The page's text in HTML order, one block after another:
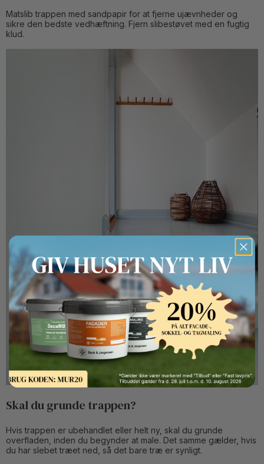
Matslib trappen med sandpapir for at fjerne ujævnheder og
sikre den bedste vedhæftning. Fjern slibestøvet med en fugtig
klud.
Skal du grunde trappen?
Hvis trappen er ubehandlet eller helt ny, skal du grunde
overfladen, inden du begynder at male. Det samme gælder, hvis
du har slebet træet ned, så det bare træ er synligt.
Button Text